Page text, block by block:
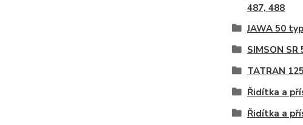
487, 488
JAWA 50
SIMSON SR
TATRAN 125
Řidítka a
Řidítka a